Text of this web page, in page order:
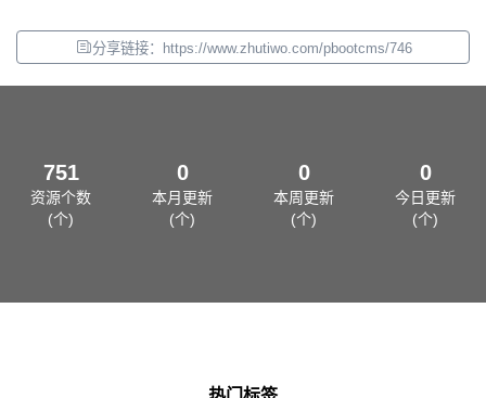
分享链接：https://www.zhutiwo.com/pbootcms/746
751
资源个数
(个)
0
本月更新
(个)
0
本周更新
(个)
0
今日更新
(个)